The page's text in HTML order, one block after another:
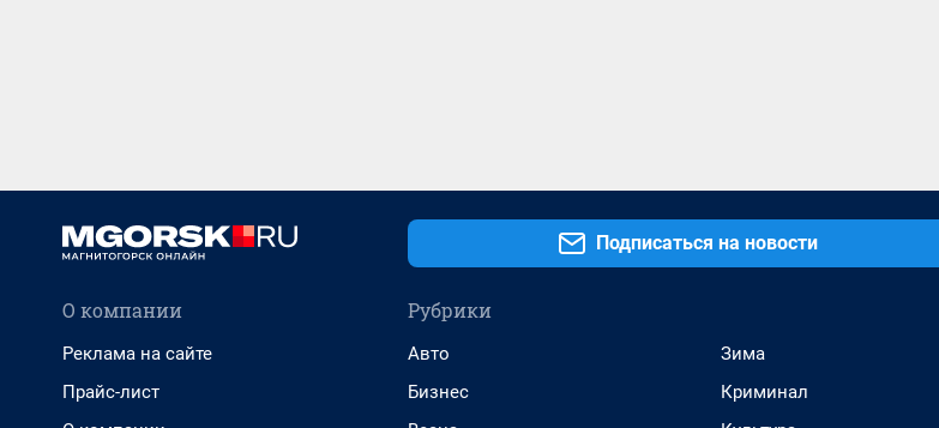
Подписаться на новости
О компании
Реклама на сайте
Прайс-лист
Рубрики
Авто
Бизнес
Зима
Криминал